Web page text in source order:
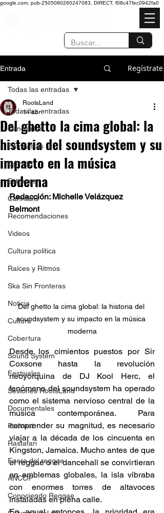
google.com, pub-2505080260247083, DIRECT, f08c47fec0942fa0
Entrada Regístrate
Todas las entradas
Conciertos
Entrevistas
Opinión
Estrenos
Cannabis
Recomendaciones
Videos
Cultura política
Raíces y Ritmos
Ska Sin Fronteras
Noticia
Cultura
Cobertura
Sound System
Festivales
Sesiones RootsLand
Documentales
Podcast
Rastafari
Fuera del reggae
ANCOP
Conociendo Reggae
Todas las entradas
Del ghetto la cima global: la
historia del soundsystem y su
impacto en la música
moderna
RootsLand
14 abr
Redacción: Michelle Velázquez
Belmont
Del ghetto la cima global: la historia del
soundsystem y su impacto en la música
moderna
Desde los cimientos puestos por Sir
Coxsone hasta la revolución
neoyorquina de DJ Kool Herc, el
fenómeno del soundsystem ha operado
como el sistema nervioso central de la
música contemporánea. Para
comprender su magnitud, es necesario
viajar a la década de los cincuenta en
Kingston, Jamaica. Mucho antes de que
el reggae o el dancehall se convirtieran
en emblemas globales, la isla vibraba
con enormes torres de altavoces
instaladas en plena calle.